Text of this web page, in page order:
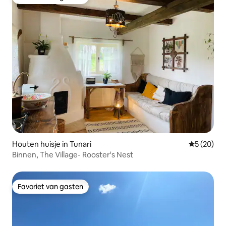
Houten huisje in Tunari
5 (20)
Binnen, The Village- Rooster's Nest
Favoriet van gasten
Favoriet van gasten